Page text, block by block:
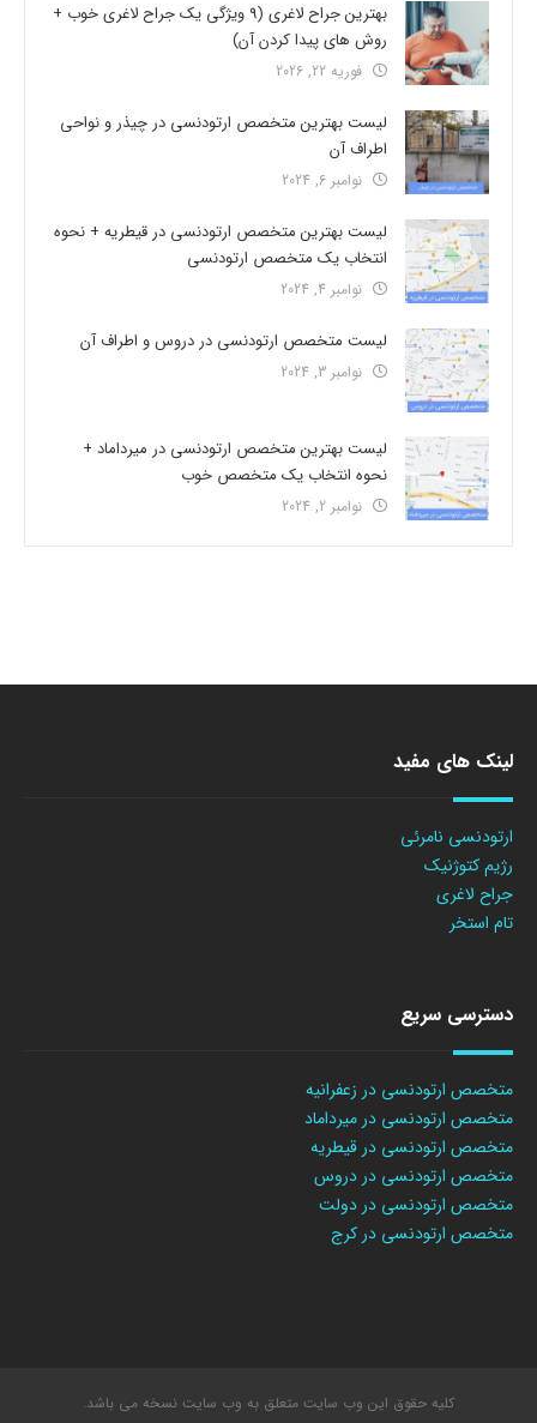
بهترین جراح لاغری (9 ویژگی یک جراح لاغری خوب +
روش های پیدا کردن آن)
فوریه 22, 2026
لیست بهترین متخصص ارتودنسی در چیذر و نواحی
اطراف آن
نوامبر 6, 2024
لیست بهترین متخصص ارتودنسی در قیطریه + نحوه
انتخاب یک متخصص ارتودنسی
نوامبر 4, 2024
لیست متخصص ارتودنسی در دروس و اطراف آن
نوامبر 3, 2024
لیست بهترین متخصص ارتودنسی در میرداماد +
نحوه انتخاب یک متخصص خوب
نوامبر 2, 2024
لینک های مفید
ارتودنسی نامرئی
رژیم کتوژنیک
جراح لاغری
تام استخر
دسترسی سریع
متخصص ارتودنسی در زعفرانیه
متخصص ارتودنسی در میرداماد
متخصص ارتودنسی در قیطریه
متخصص ارتودنسی در دروس
متخصص ارتودنسی در دولت
متخصص ارتودنسی در کرج
کلیه حقوق این وب سایت متعلق به وب سایت نسخه می باشد.